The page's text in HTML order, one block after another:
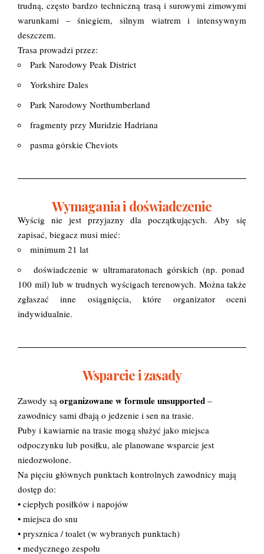
trudną, często bardzo techniczną trasą i surowymi zimowymi
warunkami – śniegiem, silnym wiatrem i intensywnym
deszczem.
Trasa prowadzi przez:
Park Narodowy Peak District
Yorkshire Dales
Park Narodowy Northumberland
fragmenty przy Muridzie Hadriana
pasma górskie Cheviots
Wymagania i doświadczenie
Wyścig nie jest przyjazny dla początkujących. Aby się
zapisać, biegacz musi mieć:
minimum 21 lat
doświadczenie w ultramaratonach górskich (np. ponad
100 mil) lub w trudnych wyścigach terenowych. Można także
zgłaszać inne osiągnięcia, które organizator oceni
indywidualnie.
Wsparcie i zasady
Zawody są organizowane w formule unsupported –
zawodnicy sami dbają o jedzenie i sen na trasie.
Puby i kawiarnie na trasie mogą służyć jako miejsca
odpoczynku lub posiłku, ale planowane wsparcie jest
niedozwolone.
Na pięciu głównych punktach kontrolnych zawodnicy mają
dostęp do:
• ciepłych posiłków i napojów
• miejsca do snu
• prysznica / toalet (w wybranych punktach)
• medycznego zespołu